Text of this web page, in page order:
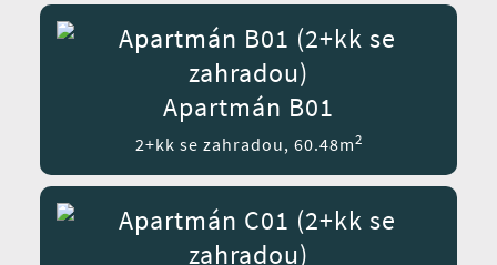
Apartmán B01
2+kk se zahradou, 60.48m2